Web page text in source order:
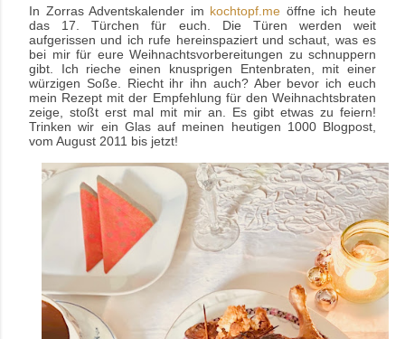
In Zorras Adventskalender im kochtopf.me öffne ich heute
das 17. Türchen für euch. Die Türen werden weit
aufgerissen und ich rufe hereinspaziert und schaut, was es
bei mir für eure Weihnachtsvorbereitungen zu schnuppern
gibt. Ich rieche einen knusprigen Entenbraten, mit einer
würzigen Soße. Riecht ihr ihn auch? Aber bevor ich euch
mein Rezept mit der Empfehlung für den Weihnachtsbraten
zeige, stoßt erst mal mit mir an. Es gibt etwas zu feiern!
Trinken wir ein Glas auf meinen heutigen 1000 Blogpost,
vom August 2011 bis jetzt!